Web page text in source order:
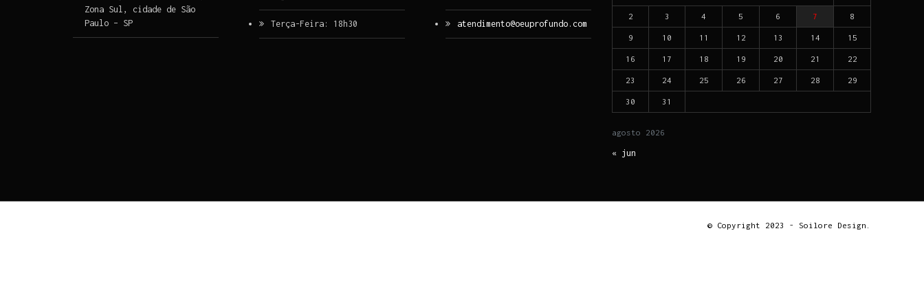
Zona Sul, cidade de São
Paulo – SP
Terça-Feira: 18h30 atendimento@oeuprofundo.com
agosto 2026
2 3 4 5 6 7 8
9 10 11 12 13 14 15
16 17 18 19 20 21 22
23 24 25 26 27 28 29
30 31
« jun
© Copyright 2023 - Soilore Design.